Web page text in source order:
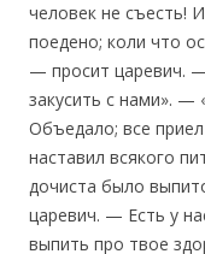
человек не съесть!
поедено; коли что
— просит царевич.
закусить с нами». —
Объедало; все
наставил всякого
дочиста было
царевич. — Есть у
выпить про твое